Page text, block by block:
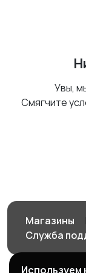
Увы,
Смягчите
Магазины
Служба
Используем